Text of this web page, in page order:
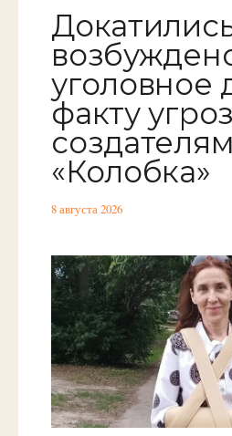
уголовное
факту угроз
создателям
«Колобка»
8 августа 2026